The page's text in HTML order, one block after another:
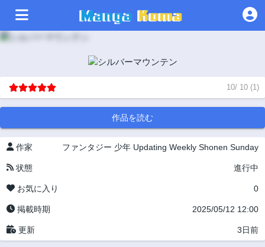
10/ 10 (1)
作品を読む
作家 ファンタジー 少年 Updating Weekly Shonen Sunday
状態 進行中
お気に入り 0
掲載時期 2025/05/12 12:00
更新 3日前